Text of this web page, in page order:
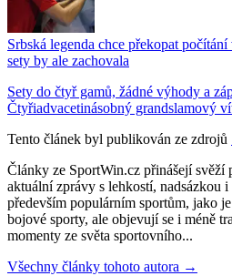
Srbská legenda chce překopat
sety by ale zachovala
Sety do čtyř gamů, žádné výhody a
Čtyřiadvacetinásobný grandslamový
Tento článek byl publikován ze zdrojů
Články ze SportWin.cz přinášejí svěží
aktuální zprávy s lehkostí, nadsázkou
především populárním sportům, jako
bojové sporty, ale objevují se i méně
momenty ze světa sportovního...
Všechny články tohoto autora →